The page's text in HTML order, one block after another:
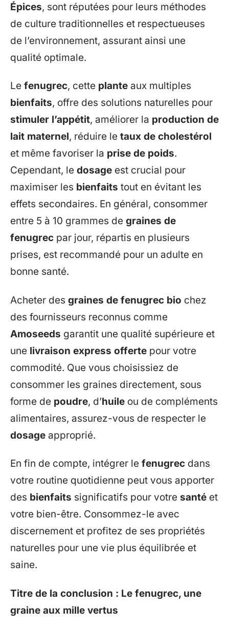
Épices, sont réputées pour leurs méthodes
de culture traditionnelles et respectueuses
de l’environnement, assurant ainsi une
qualité optimale.
Le fenugrec, cette plante aux multiples
bienfaits, offre des solutions naturelles pour
stimuler l’appétit, améliorer la production de
lait maternel, réduire le taux de cholestérol
et même favoriser la prise de poids.
Cependant, le dosage est crucial pour
maximiser les bienfaits tout en évitant les
effets secondaires. En général, consommer
entre 5 à 10 grammes de graines de
fenugrec par jour, répartis en plusieurs
prises, est recommandé pour un adulte en
bonne santé.
Acheter des graines de fenugrec bio chez
des fournisseurs reconnus comme
Amoseeds garantit une qualité supérieure et
une livraison express offerte pour votre
commodité. Que vous choisissiez de
consommer les graines directement, sous
forme de poudre, d’huile ou de compléments
alimentaires, assurez-vous de respecter le
dosage approprié.
En fin de compte, intégrer le fenugrec dans
votre routine quotidienne peut vous apporter
des bienfaits significatifs pour votre santé et
votre bien-être. Consommez-le avec
discernement et profitez de ses propriétés
naturelles pour une vie plus équilibrée et
saine.
Titre de la conclusion : Le fenugrec, une
graine aux mille vertus